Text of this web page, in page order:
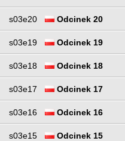
s03e20 Odcinek 20
s03e19 Odcinek 19
s03e18 Odcinek 18
s03e17 Odcinek 17
s03e16 Odcinek 16
s03e15 Odcinek 15